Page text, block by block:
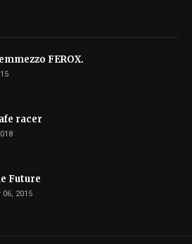
FEROX.
racer
Future
2015